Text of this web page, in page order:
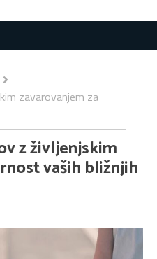
zavarovanjem za
z življenjskim
vaših bližnjih